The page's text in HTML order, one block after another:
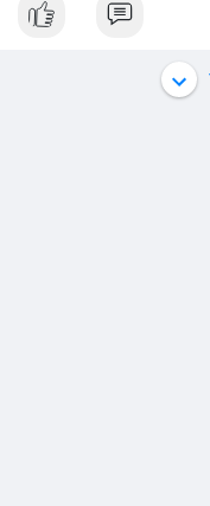
#152dot5btc